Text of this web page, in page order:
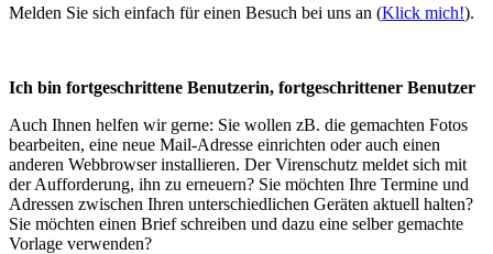
Melden Sie sich einfach für einen Besuch bei uns an (Klick mich!).
Ich bin fortgeschrittene Benutzerin, fortgeschrittener Benutzer
Auch Ihnen helfen wir gerne: Sie wollen zB. die gemachten Fotos
bearbeiten, eine neue Mail-Adresse einrichten oder auch einen
anderen Webbrowser installieren. Der Virenschutz meldet sich mit
der Aufforderung, ihn zu erneuern? Sie möchten Ihre Termine und
Adressen zwischen Ihren unterschiedlichen Geräten aktuell halten?
Sie möchten einen Brief schreiben und dazu eine selber gemachte
Vorlage verwenden?